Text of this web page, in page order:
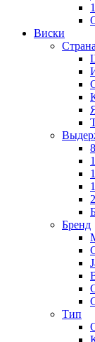
Виски
Страна
Бренд
Тип